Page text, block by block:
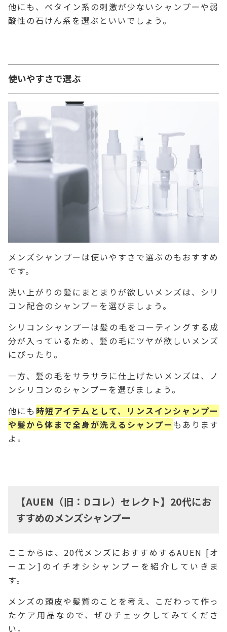
他にも、ベタイン系の刺激が少ないシャンプーや弱
酸性の石けん系を選ぶといいでしょう。
使いやすさで選ぶ
メンズシャンプーは使いやすさで選ぶのもおすすめ
です。
洗い上がりの髪にまとまりが欲しいメンズは、シリ
コン配合のシャンプーを選びましょう。
シリコンシャンプーは髪の毛をコーティングする成
分が入っているため、髪の毛にツヤが欲しいメンズ
にぴったり。
一方、髪の毛をサラサラに仕上げたいメンズは、ノ
ンシリコンのシャンプーを選びましょう。
他にも 時短アイテムとして、リンスインシャンプー
や髪から体まで全身が洗えるシャンプー もあります
よ。
【AUEN（旧：Dコレ）セレクト】20代にお
すすめのメンズシャンプー
ここからは、20代メンズにおすすめするAUEN [オ
ーエン]のイチオシシャンプーを紹介していきま
す。
メンズの頭皮や髪質のことを考え、こだわって作っ
たケア用品なので、ぜひチェックしてみてくださ
い。